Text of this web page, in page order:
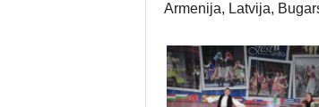
Armenija, Latvija,